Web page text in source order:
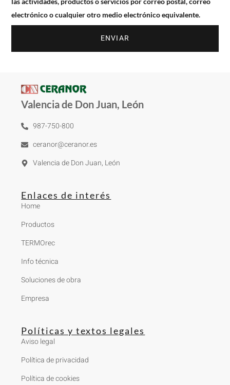
electrónico o cualquier otro medio electrónico equivalente.
ENVIAR
Valencia de Don Juan, León
987-750-800
ceranor@ceranor.es
Valencia de Don Juan, León
Enlaces de interés
Home
Productos
TERMOrec
Info técnica
Soluciones de obra
Empresa
Políticas y textos legales
Aviso legal
Política de privacidad
Política de cookies